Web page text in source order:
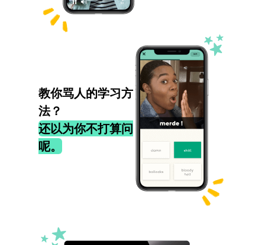
教你骂人的学习方
法？
还以为你不打算问
呢。